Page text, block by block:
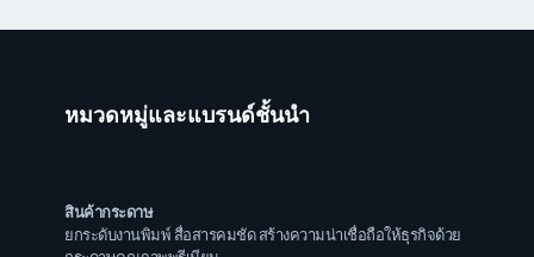
หมวดหมู่และแบรนด์ชั้นนำ
สินค้ากระดาษ
ยกระดับงานพิมพ์ สื่อสารคมชัด สร้างความน่าเชื่อถือให้ธุรกิจด้วย